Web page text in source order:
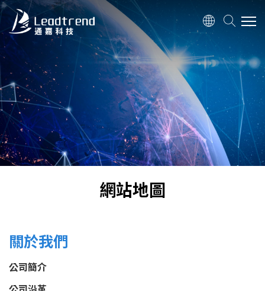
關於我們
產品
應用
品質政策
網站地圖
關於我們
公司簡介